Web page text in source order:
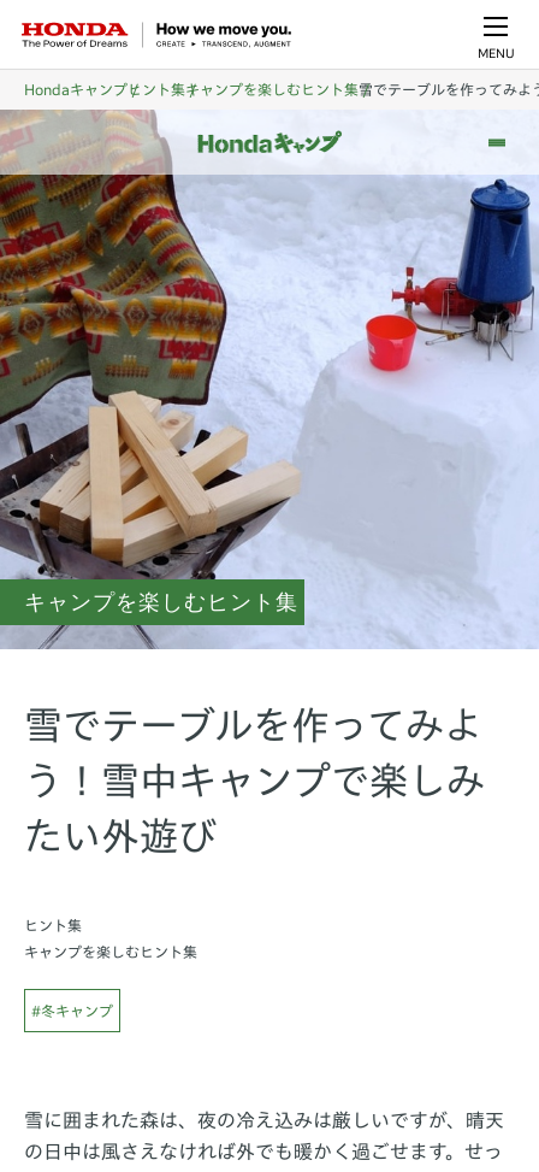
MENU
Hondaキャンプヒント集キャンプを楽しむヒント集雪でテーブルを作ってみよ
キャンプを楽しむヒント集
雪でテーブルを作ってみよ
う！雪中キャンプで楽しみ
たい外遊び
ヒント集
キャンプを楽しむヒント集
#冬キャンプ
雪に囲まれた森は、夜の冷え込みは厳しいですが、晴天
の日中は風さえなければ外でも暖かく過ごせます。せっ